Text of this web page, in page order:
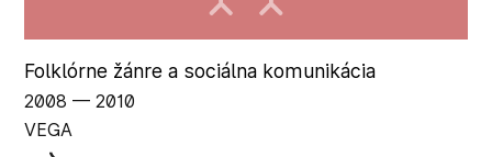
Folklórne žánre a sociálna komunikácia
2008 ‏‏‎ ‎— 2010
VEGA